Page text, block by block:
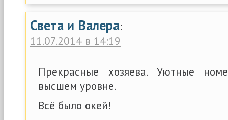
Света и Валера:
11.07.2014 в 14:19
Прекрасные хозяева. Уютные
высшем уровне.
Всё было окей!